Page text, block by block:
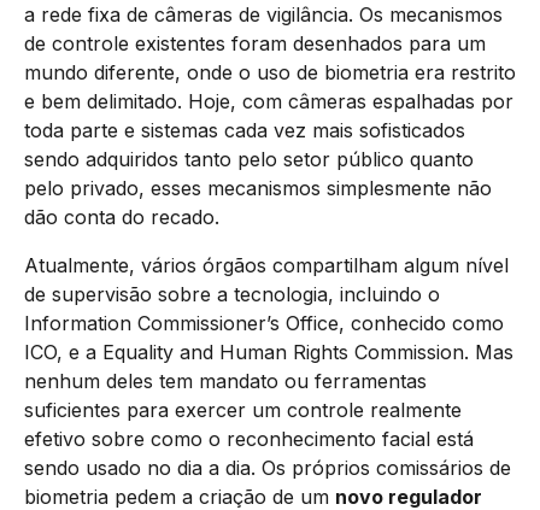
a rede fixa de câmeras de vigilância. Os mecanismos
de controle existentes foram desenhados para um
mundo diferente, onde o uso de biometria era restrito
e bem delimitado. Hoje, com câmeras espalhadas por
toda parte e sistemas cada vez mais sofisticados
sendo adquiridos tanto pelo setor público quanto
pelo privado, esses mecanismos simplesmente não
dão conta do recado.
Atualmente, vários órgãos compartilham algum nível
de supervisão sobre a tecnologia, incluindo o
Information Commissioner’s Office, conhecido como
ICO, e a Equality and Human Rights Commission. Mas
nenhum deles tem mandato ou ferramentas
suficientes para exercer um controle realmente
efetivo sobre como o reconhecimento facial está
sendo usado no dia a dia. Os próprios comissários de
biometria pedem a criação de um novo regulador